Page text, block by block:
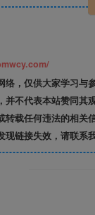
，仅供大家学习与
不代表本站赞同其
转载任何违法的相关
链接失效，请联系